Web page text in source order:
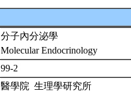
分子內分泌學
Molecular Endocrinology
99-2
醫學院 生理學研究所